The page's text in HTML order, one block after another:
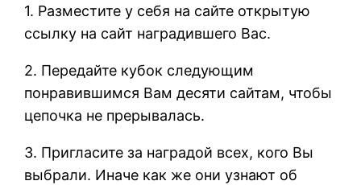
1. Разместите у себя на сайте открытую
ссылку на сайт наградившего Вас.
2. Передайте кубок следующим
понравившимся Вам десяти сайтам, чтобы
цепочка не прерывалась.
3. Пригласите за наградой всех, кого Вы
выбрали. Иначе как же они узнают об